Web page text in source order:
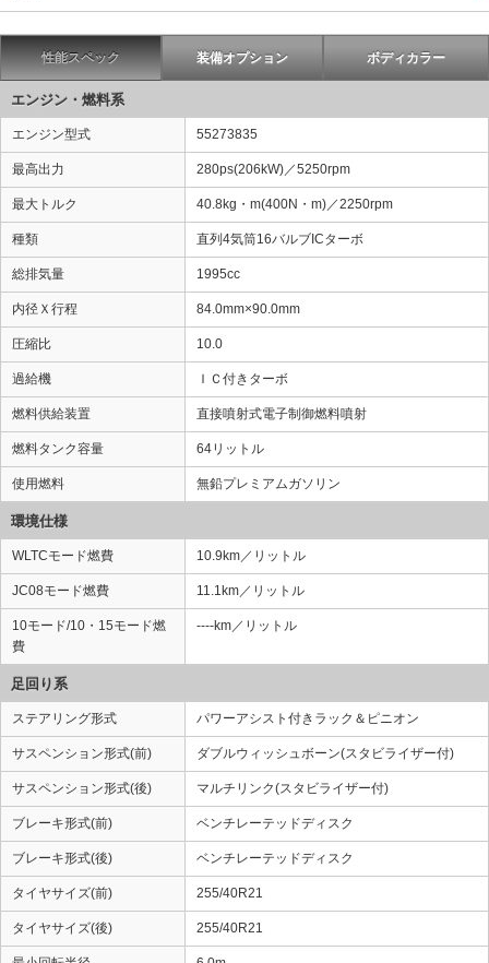
性能スペック 装備オプション ボディカラー
エンジン・燃料系
エンジン型式 55273835
最高出力 280ps(206kW)／5250rpm
最大トルク 40.8kg・m(400N・m)／2250rpm
種類 直列4気筒16バルブICターボ
総排気量 1995cc
内径Ｘ行程 84.0mm×90.0mm
圧縮比 10.0
過給機 ＩＣ付きターボ
燃料供給装置 直接噴射式電子制御燃料噴射
燃料タンク容量 64リットル
使用燃料 無鉛プレミアムガソリン
環境仕様
WLTCモード燃費 10.9km／リットル
JC08モード燃費 11.1km／リットル
10モード/10・15モード燃
費
----km／リットル
足回り系
ステアリング形式 パワーアシスト付きラック＆ピニオン
サスペンション形式(前) ダブルウィッシュボーン(スタビライザー付)
サスペンション形式(後) マルチリンク(スタビライザー付)
ブレーキ形式(前) ベンチレーテッドディスク
ブレーキ形式(後) ベンチレーテッドディスク
タイヤサイズ(前) 255/40R21
タイヤサイズ(後) 255/40R21